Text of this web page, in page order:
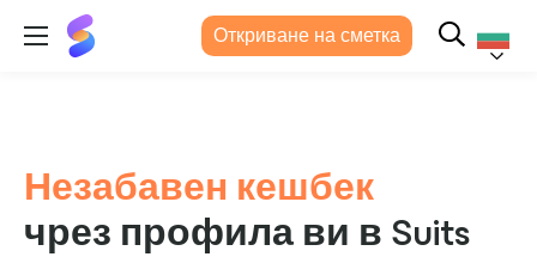
Suits
Me® Откриване на сметка
Незабавен кешбек
чрез профила ви в Suits